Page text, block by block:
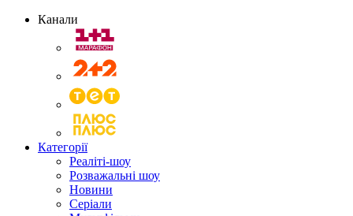
Канали
Категорії
Реаліті-шоу
Розважальні шоу
Новини
Серіали